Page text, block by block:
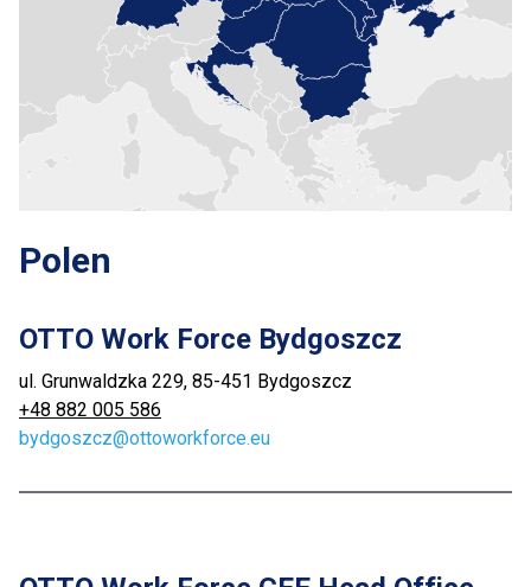
Polen
OTTO Work Force Bydgoszcz
ul. Grunwaldzka 229, 85-451 Bydgoszcz
+48 882 005 586
bydgoszcz@ottoworkforce.eu